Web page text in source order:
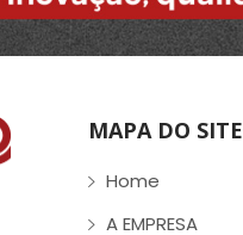
MAPA DO SITE
Home
A EMPRESA